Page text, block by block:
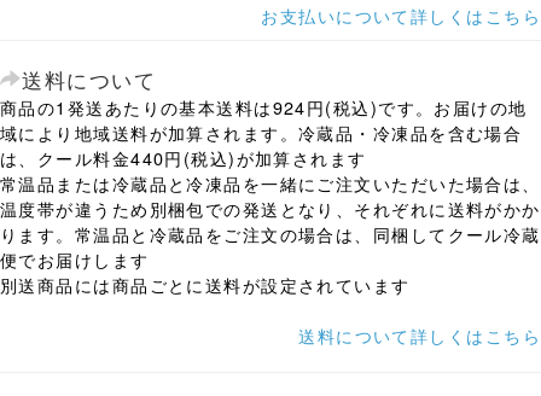
お支払いについて詳しくはこちら
送料について
商品の1発送あたりの基本送料は924円(税込)です。お届けの地
域により地域送料が加算されます。冷蔵品・冷凍品を含む場合
は、クール料金440円(税込)が加算されます
常温品または冷蔵品と冷凍品を一緒にご注文いただいた場合は、
温度帯が違うため別梱包での発送となり、それぞれに送料がかか
ります。常温品と冷蔵品をご注文の場合は、同梱してクール冷蔵
便でお届けします
別送商品には商品ごとに送料が設定されています
送料について詳しくはこちら